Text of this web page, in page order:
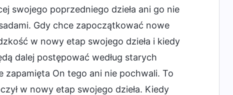
swojego poprzedniego dzieła ani go nie
Gdy chce zapoczątkować nowe
w nowy etap swojego dzieła i kiedy
dalej postępować według starych
On tego ani nie pochwali. To
w nowy etap swojego dzieła. Kiedy